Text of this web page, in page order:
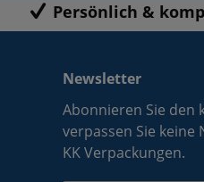
Persönlich &
Newsletter
Abonnieren Sie den
verpassen Sie
KK Verpackungen.